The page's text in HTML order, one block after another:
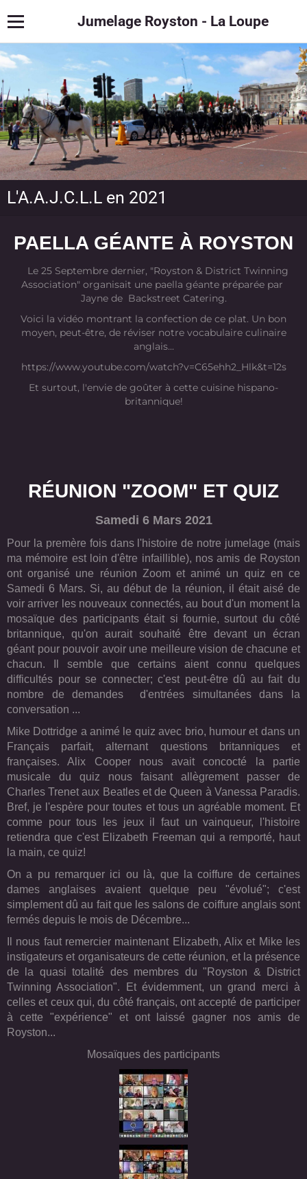
Jumelage Royston - La Loupe
L'A.A.J.C.L.L en 2021
PAELLA GÉANTE À ROYSTON
Le 25 Septembre dernier, "Royston & District Twinning
Association" organisait une paella géante préparée par
Jayne de Backstreet Catering.
Voici la vidéo montrant la confection de ce plat. Un bon
moyen, peut-être, de réviser notre vocabulaire culinaire
anglais...
https://www.youtube.com/watch?v=C65ehh2_Hlk&t=12s
Et surtout, l'envie de goûter à cette cuisine hispano-
britannique!
RÉUNION "ZOOM" ET QUIZ
Samedi 6 Mars 2021
Pour la premère fois dans l'histoire de notre jumelage (mais
ma mémoire est loin d'être infaillible), nos amis de Royston
ont organisé une réunion Zoom et animé un quiz en ce
Samedi 6 Mars. Si, au début de la réunion, il était aisé de
voir arriver les nouveaux connectés, au bout d'un moment la
mosaïque des participants était si fournie, surtout du côté
britannique, qu'on aurait souhaité être devant un écran
géant pour pouvoir avoir une meilleure vision de chacune et
chacun. Il semble que certains aient connu quelques
difficultés pour se connecter; c'est peut-être dû au fait du
nombre de demandes d'entrées simultanées dans la
conversation ...
Mike Dottridge a animé le quiz avec brio, humour et dans un
Français parfait, alternant questions britanniques et
françaises. Alix Cooper nous avait concocté la partie
musicale du quiz nous faisant allègrement passer de
Charles Trenet aux Beatles et de Queen à Vanessa Paradis.
Bref, je l'espère pour toutes et tous un agréable moment. Et
comme pour tous les jeux il faut un vainqueur, l'histoire
retiendra que c'est Elizabeth Freeman qui a remporté, haut
la main, ce quiz!
On a pu remarquer ici ou là, que la coiffure de certaines
dames anglaises avaient quelque peu "évolué"; c'est
simplement dû au fait que les salons de coiffure anglais sont
fermés depuis le mois de Décembre...
Il nous faut remercier maintenant Elizabeth, Alix et Mike les
instigateurs et organisateurs de cette réunion, et la présence
de la quasi totalité des membres du "Royston & District
Twinning Association". Et évidemment, un grand merci à
celles et ceux qui, du côté français, ont accepté de participer
à cette "expérience" et ont laissé gagner nos amis de
Royston...
Mosaïques des participants